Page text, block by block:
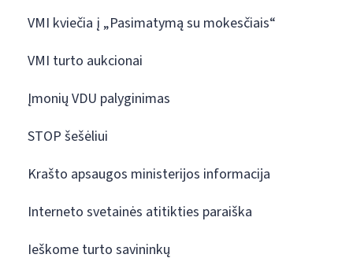
VMI kviečia į „Pasimatymą su mokesčiais“
VMI turto aukcionai
Įmonių VDU palyginimas
STOP šešėliui
Krašto apsaugos ministerijos informacija
Interneto svetainės atitikties paraiška
Ieškome turto savininkų